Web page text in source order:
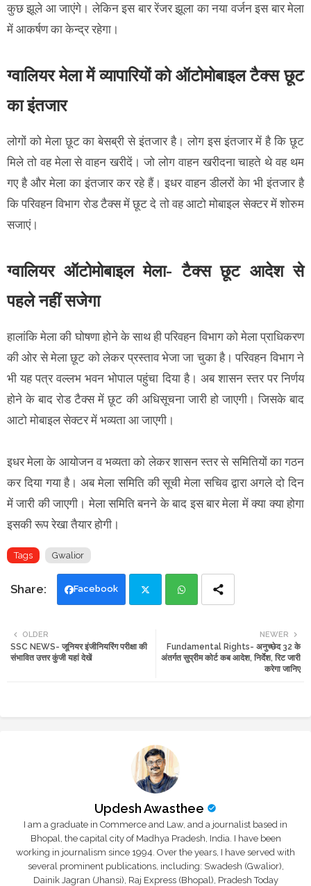
कुछ झूले आ जाएंगे। लेकिन इस बार रेंजर झूला का नया वर्जन इस बार मेला
में आकर्षण का केन्द्र रहेगा।
ग्वालियर मेला में व्यापारियों को ऑटोमोबाइल टैक्स छूट
का इंतजार
लोगों को मेला छूट का बेसब्री से इंतजार है। लोग इस इंतजार में है कि छूट
मिले तो वह मेला से वाहन खरीदें। जो लोग वाहन खरीदना चाहते थे वह थम
गए है और मेला का इंतजार कर रहे हैं। इधर वाहन डीलरों केा भी इंतजार है
कि परिवहन विभाग रोड टैक्स में छूट दे तो वह आटो मोबाइल सेक्टर में शोरुम
सजाएं।
ग्वालियर ऑटोमोबाइल मेला- टैक्स छूट आदेश से
पहले नहीं सजेगा
हालांकि मेला की घोषणा होने के साथ ही परिवहन विभाग को मेला प्राधिकरण
की ओर से मेला छूट को लेकर प्रस्ताव भेजा जा चुका है। परिवहन विभाग ने
भी यह पत्र वल्लभ भवन भोपाल पहुंचा दिया है। अब शासन स्तर पर निर्णय
होने के बाद रोड टैक्स में छूट की अधिसूचना जारी हो जाएगी। जिसके बाद
आटो मोबाइल सेक्टर में भव्यता आ जाएगी।
इधर मेला के आयोजन व भव्यता को लेकर शासन स्तर से समितियों का गठन
कर दिया गया है। अब मेला समिति की सूची मेला सचिव द्वारा अगले दो दिन
में जारी की जाएगी। मेला समिति बनने के बाद इस बार मेला में क्या क्या होगा
इसकी रूप रेखा तैयार होगी।
Tags Gwalior
Facebook
tte ats
NEWER
Fundamental Rights- अनुच्छेद 32 के
अंतर्गत सुप्रीम कोर्ट कब आदेश, निर्देश, रिट जारी
करेगा जानिए
OLDER
SSC NEWS- जूनियर इंजीनियरिंग परीक्षा की
संभावित उत्तर कुंजी यहां देखें
Updesh Awasthee
I am a graduate in Commerce and Law, and a journalist based in
Bhopal, the capital city of Madhya Pradesh, India. I have been
working in journalism since 1994. Over the years, I have served with
several prominent publications, including: Swadesh (Gwalior),
Dainik Jagran (Jhansi), Raj Express (Bhopal), Pradesh Today